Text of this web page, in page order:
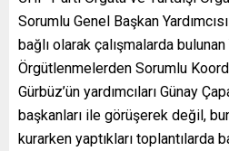
Sorumlu Genel Başkan
bağlı olarak çalışmalarda bulunan
Örgütlenmelerden Sorumlu
Gürbüz’ün yardımcıları Günay
başkanları ile görüşerek değil,
kurarken yaptıkları toplantılarda